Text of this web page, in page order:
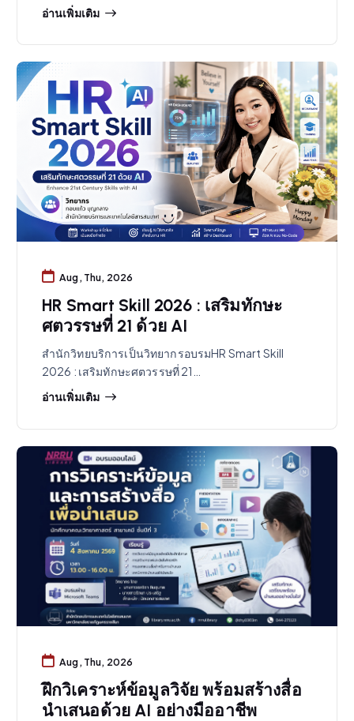
อ่านเพิ่มเติม
Aug, Thu, 2026
HR Smart Skill 2026 : เสริมทักษะ
ศตวรรษที่ 21 ด้วย AI
สำนักวิทยบริการเป็นวิทยากรอบรมHR Smart Skill
2026 : เสริมทักษะศตวรรษที่ 21…
อ่านเพิ่มเติม
Aug, Thu, 2026
ฝึกวิเคราะห์ข้อมูลวิจัย พร้อมสร้างสื่อ
นำเสนอด้วย AI อย่างมืออาชีพ